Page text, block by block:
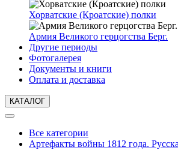
Хорватские (Кроатские) полки
Армия Великого герцогства Берг.
Другие периоды
Фотогалерея
Документы и книги
Оплата и доставка
КАТАЛОГ
Все категории
Артефакты войны 1812 года.